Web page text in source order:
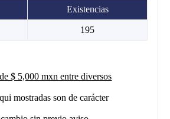
Existencias
195
$ 5,000 mxn entre diversos
mostradas son de carácter